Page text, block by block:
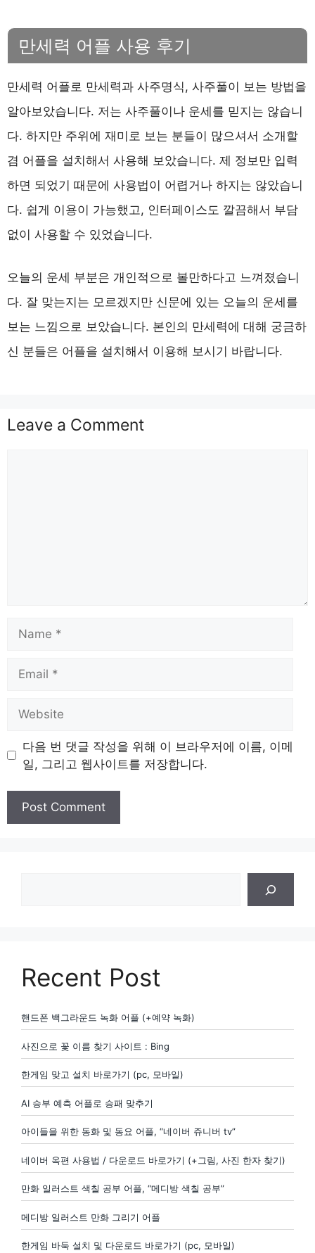
만세력 어플 사용 후기
만세력 어플로 만세력과 사주명식, 사주풀이 보는 방법을
알아보았습니다. 저는 사주풀이나 운세를 믿지는 않습니
다. 하지만 주위에 재미로 보는 분들이 많으셔서 소개할
겸 어플을 설치해서 사용해 보았습니다. 제 정보만 입력
하면 되었기 때문에 사용법이 어렵거나 하지는 않았습니
다. 쉽게 이용이 가능했고, 인터페이스도 깔끔해서 부담
없이 사용할 수 있었습니다.
오늘의 운세 부분은 개인적으로 볼만하다고 느껴졌습니
다. 잘 맞는지는 모르겠지만 신문에 있는 오늘의 운세를
보는 느낌으로 보았습니다. 본인의 만세력에 대해 궁금하
신 분들은 어플을 설치해서 이용해 보시기 바랍니다.
Leave a Comment
다음 번 댓글 작성을 위해 이 브라우저에 이름, 이메
일, 그리고 웹사이트를 저장합니다.
Recent Post
핸드폰 백그라운드 녹화 어플 (+예약 녹화)
사진으로 꽃 이름 찾기 사이트 : Bing
한게임 맞고 설치 바로가기 (pc, 모바일)
AI 승부 예측 어플로 승패 맞추기
아이들을 위한 동화 및 동요 어플, “네이버 쥬니버 tv”
네이버 옥편 사용법 / 다운로드 바로가기 (+그림, 사진 한자 찾기)
만화 일러스트 색칠 공부 어플, “메디방 색칠 공부”
메디방 일러스트 만화 그리기 어플
한게임 바둑 설치 및 다운로드 바로가기 (pc, 모바일)